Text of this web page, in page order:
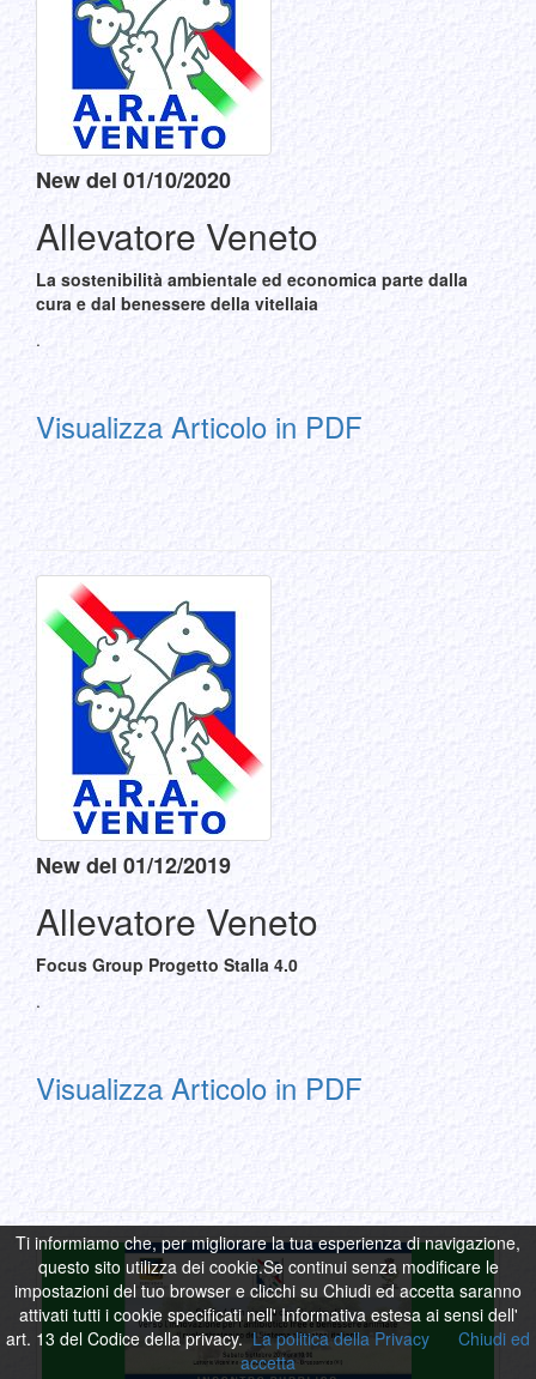
New del 01/10/2020
Allevatore Veneto
La sostenibilità ambientale ed economica parte dalla
cura e dal benessere della vitellaia
.
Visualizza Articolo in PDF
New del 01/12/2019
Allevatore Veneto
Focus Group Progetto Stalla 4.0
.
Visualizza Articolo in PDF
Ti informiamo che, per migliorare la tua esperienza di navigazione,
questo sito utilizza dei cookie.Se continui senza modificare le
impostazioni del tuo browser e clicchi su Chiudi ed accetta saranno
attivati tutti i cookie specificati nell' Informativa estesa ai sensi dell'
art. 13 del Codice della privacy. La politica della Privacy
Chiudi ed
accetta